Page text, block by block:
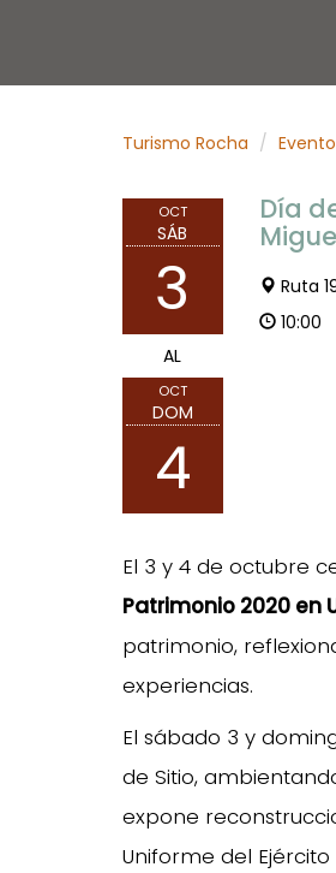
Turismo Rocha
OCT
SÁB
3
AL
OCT
DOM
4
Día
Ruta
10:00
El 3 y 4 de octubre
Patrimonio 2020 en
patrimonio,
experiencias.
El sábado 3 y
de Sitio,
expone
Uniforme del Ejército